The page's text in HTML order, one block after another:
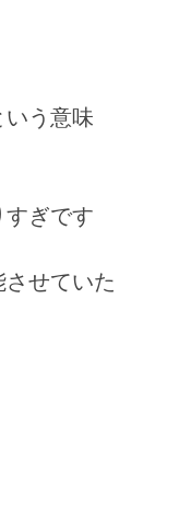
う意味
ぎです
せていた